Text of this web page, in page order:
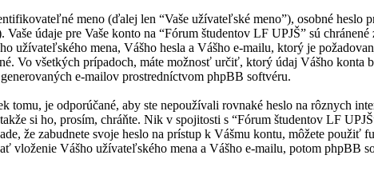
meno (ďalej len “Vaše užívateľské meno”), osobné heslo
údaje pre Vaše konto na “Fórum študentov LF UPJŠ” sú
užívateľského mena, Vášho hesla a Vášho e-mailu, ktorý je
Vo všetkých prípadoch, máte možnosť určiť, ktorý údaj Vášho konta
e-mailov prostredníctvom phpBB softvéru.
tomu, je odporúčané, aby ste nepoužívali rovnaké heslo na rôznych
si ho, prosím, chráňte. Nik v spojitosti s “Fórum študentov LF
že zabudnete svoje heslo na prístup k Vášmu kontu, môžete použiť
vloženie Vášho užívateľského mena a Vášho e-mailu, potom phpBB